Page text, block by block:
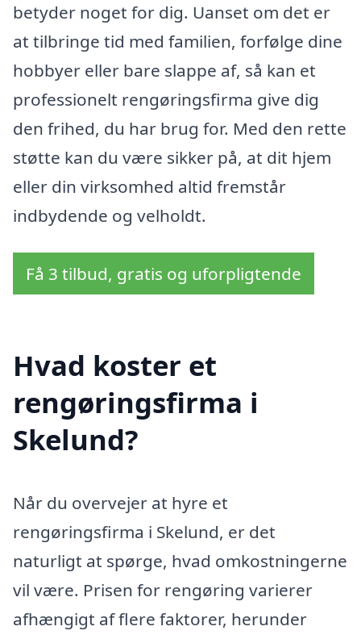
betyder noget for dig. Uanset om det er
at tilbringe tid med familien, forfølge dine
hobbyer eller bare slappe af, så kan et
professionelt rengøringsfirma give dig
den frihed, du har brug for. Med den rette
støtte kan du være sikker på, at dit hjem
eller din virksomhed altid fremstår
indbydende og velholdt.
Få 3 tilbud, gratis og uforpligtende
Hvad koster et
rengøringsfirma i
Skelund?
Når du overvejer at hyre et
rengøringsfirma i Skelund, er det
naturligt at spørge, hvad omkostningerne
vil være. Prisen for rengøring varierer
afhængigt af flere faktorer, herunder